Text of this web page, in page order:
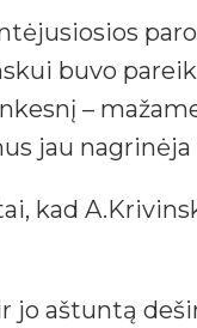
buvo
–
jau
kad
jo aštuntą